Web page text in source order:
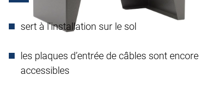
sert à l’installation sur le sol
les plaques d’entrée de câbles sont encore
accessibles